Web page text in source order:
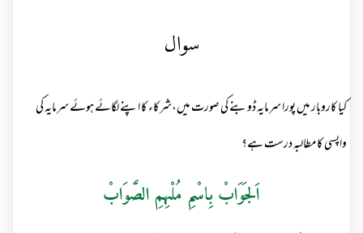
سوال
کیا کاروبار میں پورا سرمایہ ڈوبنے کی صورت میں،شرکاء کا اپنے لگائے ہوئے سرمایہ کی
واپسی کا مطالبہ درست ہے؟
اَلجَوَابْ بِاسْمِ مُلْہِمِ الصَّوَابْ